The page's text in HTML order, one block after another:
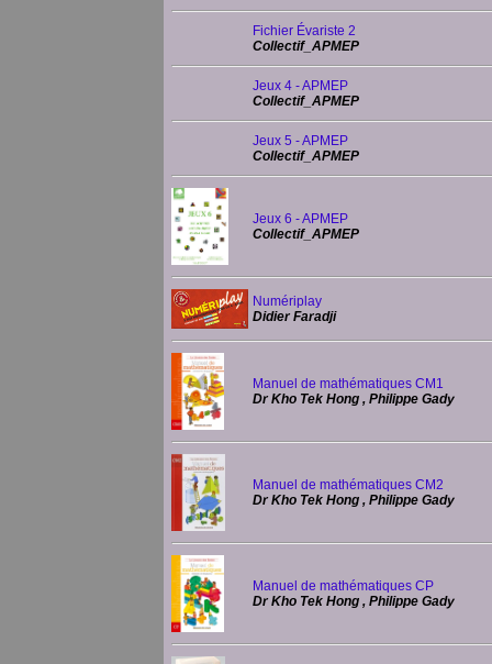
Fichier Évariste 2
Collectif_APMEP
Jeux 4 - APMEP
Collectif_APMEP
Jeux 5 - APMEP
Collectif_APMEP
Jeux 6 - APMEP
Collectif_APMEP
Numériplay
Didier Faradji
Manuel de mathématiques CM1
Dr Kho Tek Hong , Philippe Gady
Manuel de mathématiques CM2
Dr Kho Tek Hong , Philippe Gady
Manuel de mathématiques CP
Dr Kho Tek Hong , Philippe Gady